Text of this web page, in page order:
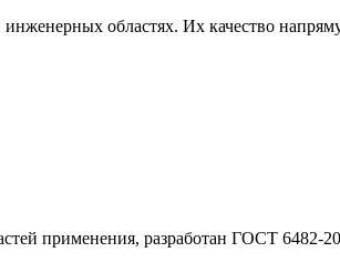
областях. Их качество
применения, разработан ГОСТ 6482-